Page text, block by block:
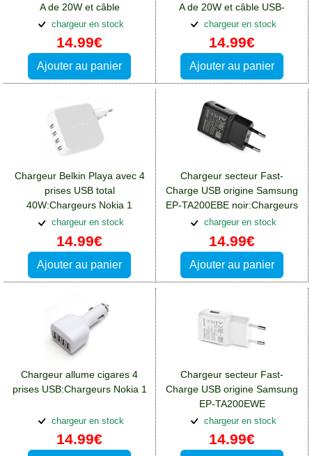
A de 20W et câble
Lightning:Chargeurs Nokia 1
chargeur en stock
14.99€
Ajouter au panier
A de 20W et câble USB-
C:Chargeurs Nokia 1
chargeur en stock
14.99€
Ajouter au panier
Chargeur Belkin Playa avec 4
prises USB total
40W:Chargeurs Nokia 1
chargeur en stock
14.99€
Ajouter au panier
Chargeur secteur Fast-
Charge USB origine Samsung
EP-TA200EBE noir:Chargeurs
Nokia 1
chargeur en stock
14.99€
Ajouter au panier
Chargeur allume cigares 4
prises USB:Chargeurs Nokia 1
chargeur en stock
14.99€
Chargeur secteur Fast-
Charge USB origine Samsung
EP-TA200EWE
blanc:Chargeurs Nokia 1
chargeur en stock
14.99€